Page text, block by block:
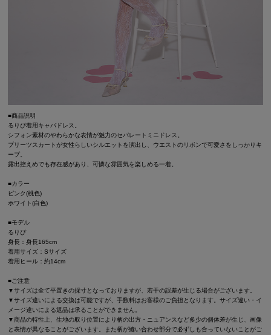
■商品説明
るりぴ着用キャバドレス。
シフォン素材のやわらかな表情が魅力のセパレートミニドレス。
プリーツスカートが女性らしいシルエットを演出し、ウエストのリボンで可愛さをしっかりキ
ープ。
露出控えめでも存在感があり、可憐な雰囲気を楽しめる一着。
■カラー
ピンク(桃色)
ホワイト(白色)
■モデル
るりぴ
身長：身長165cm
着用サイズ：Sサイズ
着用ヒール：約14cm
■ご注意
▼サイズは全て平置きの採寸となっておりますが、若干の誤差が生じる場合がございます。
▼サイズ違いによる交換は可能ですが、手数料はお客様のご負担となります。サイズ違い・イ
メージ違いによる返品は承ることができません。
▼商品の特性上、生地の取り位置により柄の出方・ニュアンスなど多少の個体差が生じ、画像
と表情が異なることがございます。また柄が縫い合わせ部分で必ずしも合っていないことがご